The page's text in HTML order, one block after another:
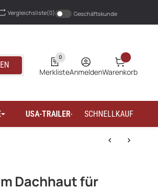
Vergleichsliste(0) Geschäftskunde
0
MerklisteAnmeldenWarenkorb
USA-TRAILER-WOHNMOBILTEILE
SCHNELLKAUF
Dachhaut für